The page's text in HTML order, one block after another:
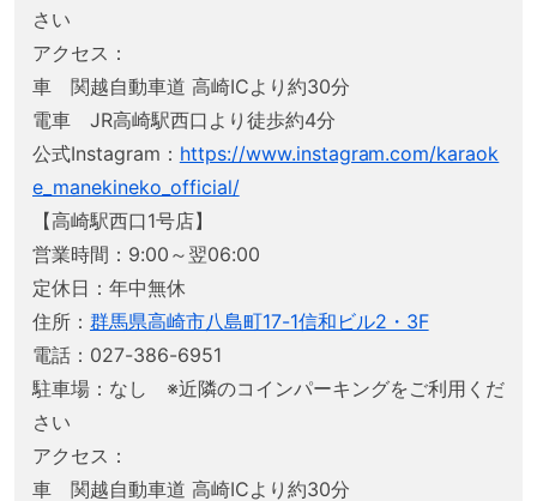
さい
アクセス：
車 関越自動車道 高崎ICより約30分
電車 JR高崎駅西口より徒歩約4分
公式Instagram： https://www.instagram.com/karaok
e_manekineko_official/
【高崎駅西口1号店】
営業時間：9:00～翌06:00
定休日：年中無休
住所： 群馬県高崎市八島町17-1信和ビル2・3F
電話：027-386-6951
駐車場：なし ※近隣のコインパーキングをご利用くだ
さい
アクセス：
車 関越自動車道 高崎ICより約30分